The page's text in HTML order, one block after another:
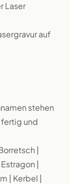
Laser
auf
stehen
und
|
|
| Kerbel |